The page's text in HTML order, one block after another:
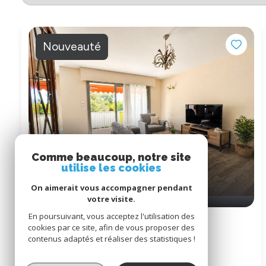
Nouveauté
Appartement 4 pièce(s)
3 chambre(s)
86.65 m²
Comme beaucoup, notre site
utilise les cookies
On aimerait vous accompagner pendant
votre visite.
En poursuivant, vous acceptez l'utilisation des
cookies par ce site, afin de vous proposer des
contenus adaptés et réaliser des statistiques !